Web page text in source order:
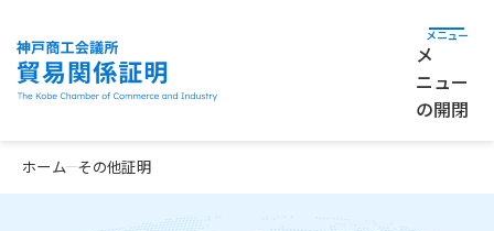
メ
ニュー
の開閉
ホーム その他証明